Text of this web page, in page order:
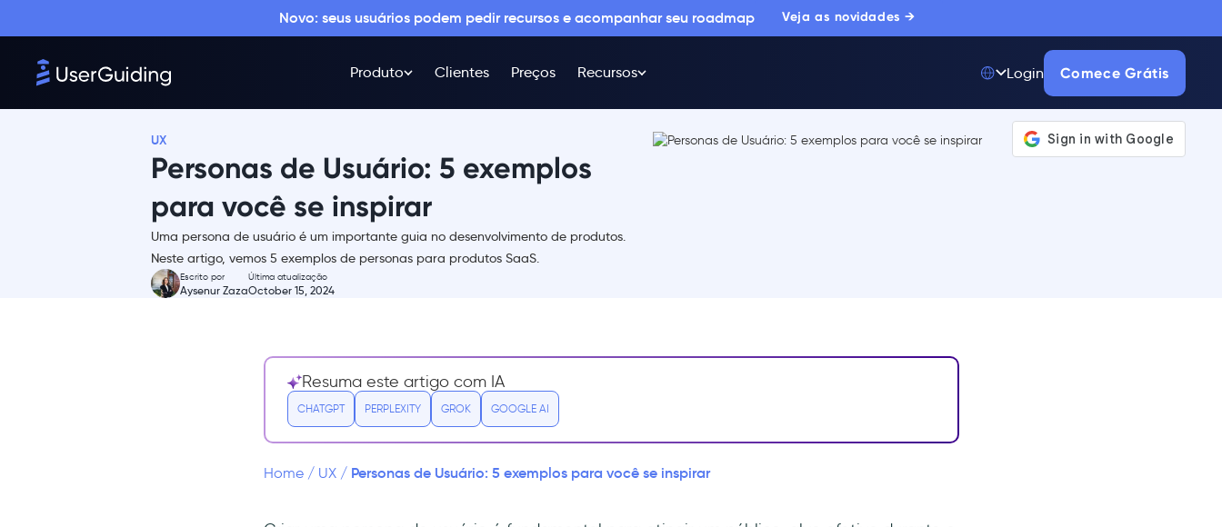
Novo: seus usuários podem pedir recursos e acompanhar seu roadmap Veja as novidades →
Produto Clientes Preços Recursos Login Comece Grátis
UX
Personas de Usuário: 5 exemplos
para você se inspirar
Uma persona de usuário é um importante guia no desenvolvimento de produtos.
Neste artigo, vemos 5 exemplos de personas para produtos SaaS.
Escrito por
Aysenur Zaza
Última atualização
October 15, 2024
O que é uma persona de
Como criar personas de
Resuma este artigo com IA
CHATGPT PERPLEXITY GROK GOOGLE AI
Home/ UX/ Personas de Usuário: 5 exemplos para você se inspirar